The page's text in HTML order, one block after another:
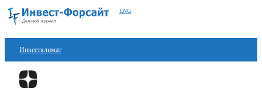
ENG
Инвестклимат
Финансы